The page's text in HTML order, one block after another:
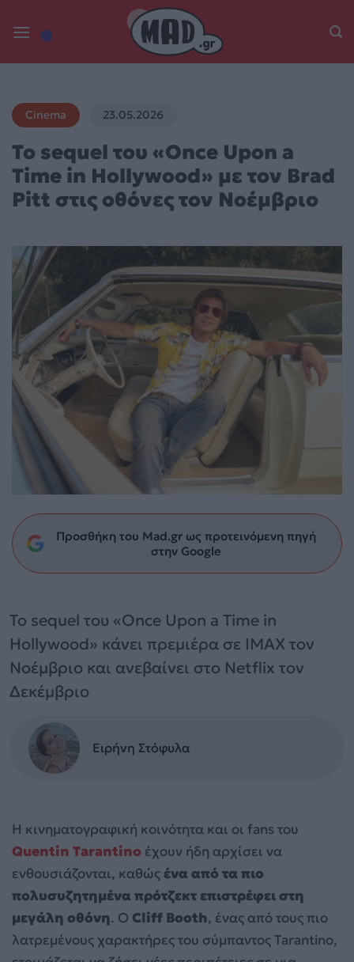
Cinema 23.05.2026
Το sequel του «Once Upon a
Time in Hollywood» με τον Brad
Pitt στις οθόνες τον Νοέμβριο
Προσθήκη του Mad.gr ως προτεινόμενη πηγή
στην Google
Το sequel του «Once Upon a Time in
Hollywood» κάνει πρεμιέρα σε IMAX τον
Νοέμβριο και ανεβαίνει στο Netflix τον
Δεκέμβριο
Ειρήνη Στόφυλα
Η κινηματογραφική κοινότητα και οι fans του
Quentin Tarantino έχουν ήδη αρχίσει να
ενθουσιάζονται, καθώς ένα από τα πιο
πολυσυζητημένα πρότζεκτ επιστρέφει στη
μεγάλη οθόνη. Ο Cliff Booth, ένας από τους πιο
λατρεμένους χαρακτήρες του σύμπαντος Tarantino,